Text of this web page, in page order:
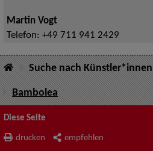
Martin Vogt
Telefon: +49 711 941 2429
Suche nach Künstler*innen
Bambolea
Diese Seite
drucken empfehlen